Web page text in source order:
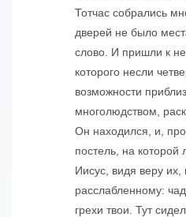
Тотчас собрались
дверей не было
слово. И пришли к
которого несли
возможности
многолюдством,
Он находился, и,
постель, на которой
Иисус, видя веру их,
расслабленному:
грехи твои. Тут